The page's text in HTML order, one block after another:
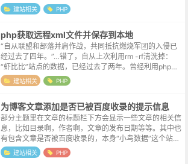
新的内容在channel节点的头部。每次重新装配节点似乎
过于复杂，考虑利用j...
建站相关 PHP
php获取远程xml文件并保存到本地
“自从联盟和部落并肩作战，共同抵抗燃烧军团的入侵已
经过去了四年。”…错了，自从上次利用rm -rf清洗掉：
“虾比比”站点的数据，已经过去了两年。曾经利用php获
取远程文件并保存到本地的知识如同部落和联盟之间脆弱
的协议，早已荡然无存。倒...
建站相关 PHP
为博客文章添加是否已被百度收录的提示信息
部分主题里在文章的标题栏下方会显示一些文章的相关信
息，比如目录啊，作者啊，文章的发布日期等等。其中也
有包含文章是否被百度收录的，本身“小鸟数据”这个站点
配置了“sitemap.xml”，也提交了百度，是否收录就我为
鱼肉了。但是偶尔还是...
建站相关 PHP